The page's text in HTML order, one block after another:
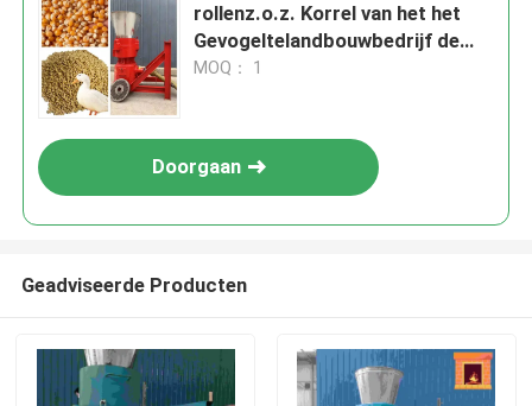
rollenz.o.z. Korrel van het het
Gevogeltelandbouwbedrijf de
Drijfmachine van de het
MOQ： 1
Doorgaan
Geadviseerde Producten